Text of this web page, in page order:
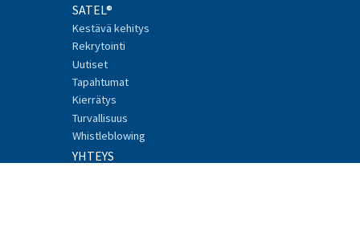
SATEL®
Kestävä kehitys
Rekrytointi
Uutiset
Tapahtumat
Kierrätys
Turvallisuus
Whistleblowing
YHTEYS